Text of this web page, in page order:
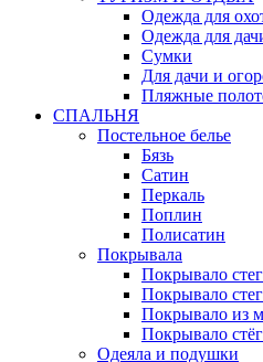
Одежда для
Одежда для
Сумки
Для дачи и
Пляжные
СПАЛЬНЯ
Постельное белье
Бязь
Сатин
Перкаль
Поплин
Полисатин
Покрывала
Покрывало
Покрывало
Покрывало из
Покрывало
Одеяла и подушки